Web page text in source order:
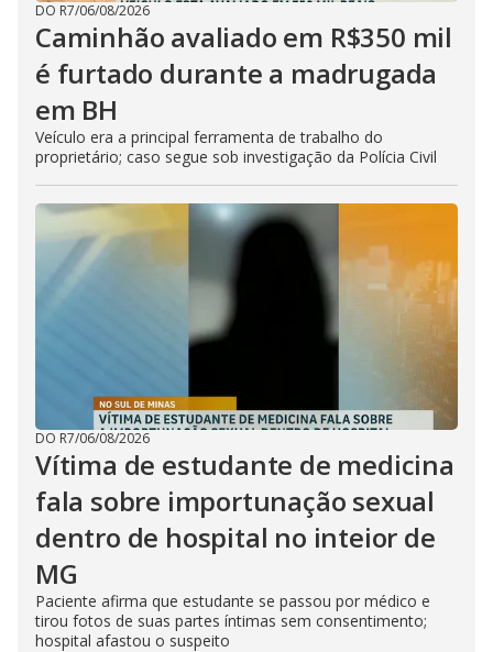
DO R7/06/08/2026
Caminhão avaliado em R$350 mil
é furtado durante a madrugada
em BH
Veículo era a principal ferramenta de trabalho do
proprietário; caso segue sob investigação da Polícia Civil
DO R7/06/08/2026
Vítima de estudante de medicina
fala sobre importunação sexual
dentro de hospital no inteior de
MG
Paciente afirma que estudante se passou por médico e
tirou fotos de suas partes íntimas sem consentimento;
hospital afastou o suspeito